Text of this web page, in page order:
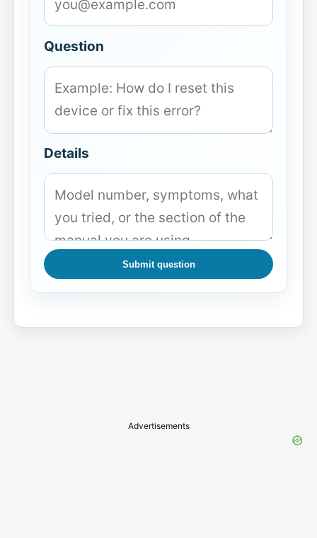
Question
Details
Submit question
Advertisements